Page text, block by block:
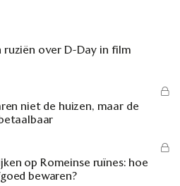
over D-Day in film
niet de huizen, maar de
op Romeinse ruïnes: hoe
bewaren?